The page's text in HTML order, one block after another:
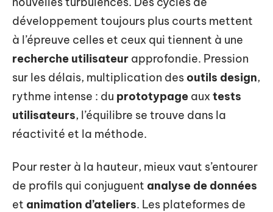
développement toujours plus courts mettent
à l’épreuve celles et ceux qui tiennent à une
recherche utilisateur approfondie. Pression
sur les délais, multiplication des outils design,
rythme intense : du prototypage aux tests
utilisateurs, l’équilibre se trouve dans la
réactivité et la méthode.
Pour rester à la hauteur, mieux vaut s’entourer
de profils qui conjuguent analyse de données
et animation d’ateliers. Les plateformes de